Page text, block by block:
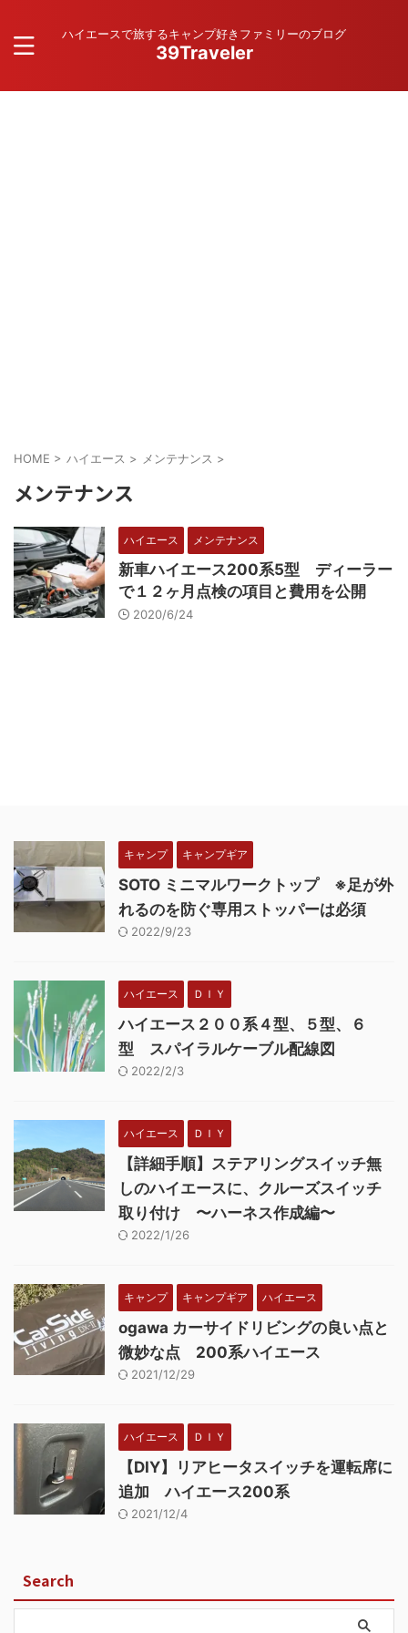
ハイエースで旅するキャンプ好きファミリーのブログ
39Traveler
HOME > ハイエース > メンテナンス >
メンテナンス
ハイエース メンテナンス
新車ハイエース200系5型 ディーラー
で１２ヶ月点検の項目と費用を公開
2020/6/24
キャンプ キャンプギア
SOTO ミニマルワークトップ ※足が外
れるのを防ぐ専用ストッパーは必須
2022/9/23
ハイエース ＤＩＹ
ハイエース２００系４型、５型、６
型 スパイラルケーブル配線図
2022/2/3
ハイエース ＤＩＹ
【詳細手順】ステアリングスイッチ無
しのハイエースに、クルーズスイッチ
取り付け 〜ハーネス作成編〜
2022/1/26
キャンプ キャンプギア ハイエース
ogawa カーサイドリビングの良い点と
微妙な点 200系ハイエース
2021/12/29
ハイエース ＤＩＹ
【DIY】リアヒータスイッチを運転席に
追加 ハイエース200系
2021/12/4
Search